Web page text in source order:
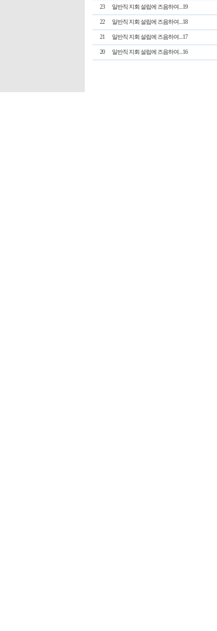
23 일반직 지회 설립에 즈음하여....19
22 일반직 지회 설립에 즈음하여....18
21 일반직 지회 설립에 즈음하여....17
20 일반직 지회 설립에 즈음하여....16